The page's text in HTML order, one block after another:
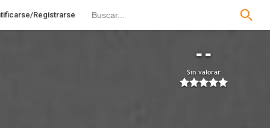
Registrarse
--
Sin valorar